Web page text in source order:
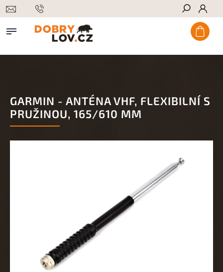
Hledat
GARMIN - ANTÉNA VHF, FLEXIBILNÍ S
PRUŽINOU, 165/610 MM